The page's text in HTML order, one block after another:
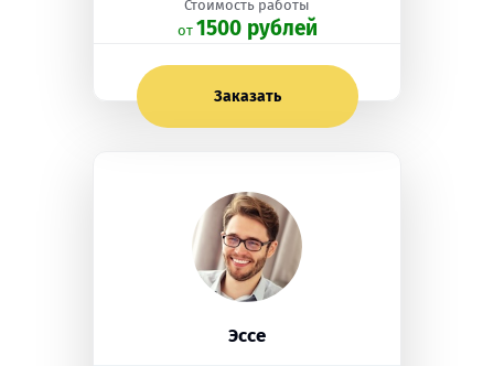
Стоимость работы
oт 1500 рублей
Заказать
Эссе